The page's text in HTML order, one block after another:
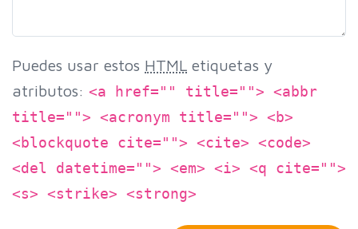
Puedes usar estos HTML etiquetas y
atributos: <a href="" title=""> <abbr
title=""> <acronym title=""> <b>
<blockquote cite=""> <cite> <code>
<del datetime=""> <em> <i> <q cite="">
<s> <strike> <strong>